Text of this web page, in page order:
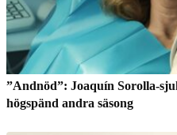
”Andnöd”: Joaquín Sorolla-
högspänd andra säsong